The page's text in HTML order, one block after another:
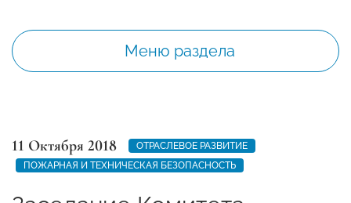
Меню раздела
11 Октября 2018
ОТРАСЛЕВОЕ РАЗВИТИЕ
ПОЖАРНАЯ И ТЕХНИЧЕСКАЯ БЕЗОПАСНОСТЬ